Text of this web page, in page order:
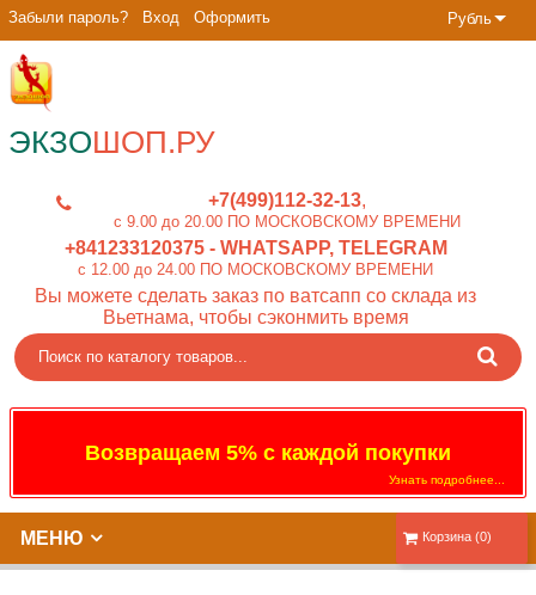
Рубль
Забыли пароль? Вход Оформить
ЭКЗОШОП.РУ
+7(499)112-32-13
c 9.00 до 20.00 ПО МОСКОВСКОМУ ВРЕМЕНИ
+841233120375- WHATSAPP, TELEGRAM
c 12.00 до 24.00 ПО МОСКОВСКОМУ ВРЕМЕНИ
Вы можете сделать заказ по ватсапп со склада из
Вьетнама, чтобы сэконмить время
Возвращаем 5% с каждой покупки
Узнать подробнее...
Корзина (0)
МЕНЮ